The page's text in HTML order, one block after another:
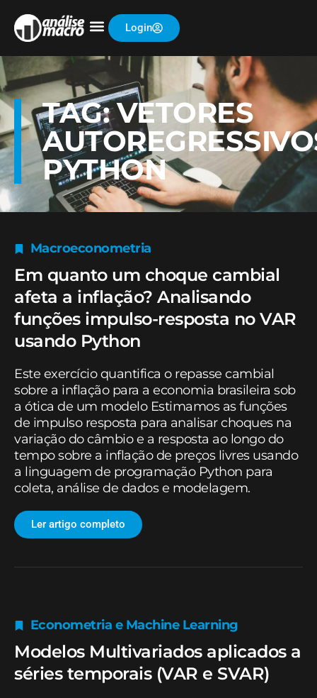
Login
TAG: VETORES
PYTHON
Macroeconometria
Em quanto um choque cambial
afeta a inflação? Analisando
funções impulso-resposta no VAR
usando Python
Este exercício quantifica o repasse cambial
sobre a inflação para a economia brasileira sob
a ótica de um modelo Estimamos as funções
de impulso resposta para analisar choques na
variação do câmbio e a resposta ao longo do
tempo sobre a inflação de preços livres usando
a linguagem de programação Python para
coleta, análise de dados e modelagem.
Ler artigo completo
Econometria e Machine Learning
Modelos Multivariados aplicados a
séries temporais (VAR e SVAR)